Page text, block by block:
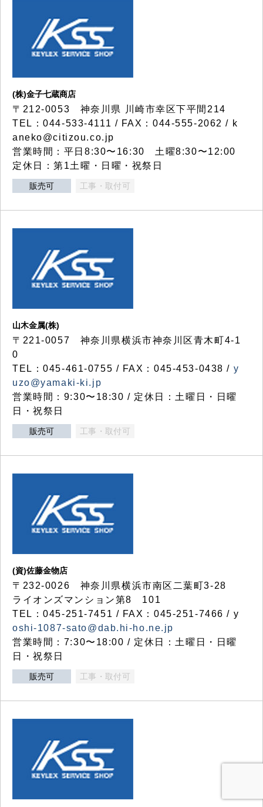
(株)金子七蔵商店
〒212-0053 神奈川県 川崎市幸区下平間214
TEL：044-533-4111 / FAX：044-555-2062 / k
aneko@citizou.co.jp
営業時間：平日8:30〜16:30 土曜8:30〜12:00
定休日：第1土曜・日曜・祝祭日
販売可 工事・取付可
山木金属(株)
〒221-0057 神奈川県横浜市神奈川区青木町4-1
0
TEL：045-461-0755 / FAX：045-453-0438 / y
uzo@yamaki-ki.jp
営業時間：9:30〜18:30 / 定休日：土曜日・日曜
日・祝祭日
販売可 工事・取付可
(資)佐藤金物店
〒232-0026 神奈川県横浜市南区二葉町3-28
ライオンズマンション第8 101
TEL：045-251-7451 / FAX：045-251-7466 / y
oshi-1087-sato@dab.hi-ho.ne.jp
営業時間：7:30〜18:00 / 定休日：土曜日・日曜
日・祝祭日
販売可 工事・取付可